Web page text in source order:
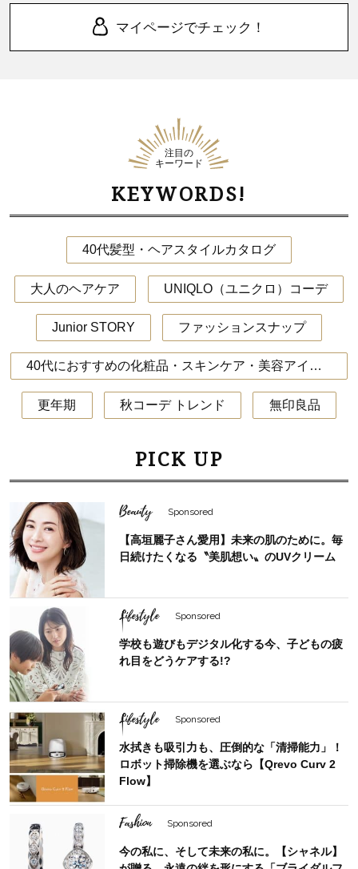
マイページでチェック！
注目の
キーワード
KEYWORDS!
40代髪型・ヘアスタイルカタログ
大人のヘアケア UNIQLO（ユニクロ）コーデ
Junior STORY ファッションスナップ
40代におすすめの化粧品・スキンケア・美容アイテム
更年期 秋コーデ トレンド 無印良品
PICK UP
Beauty Sponsored
【高垣麗子さん愛用】未来の肌のために。毎
日続けたくなる〝美肌想い〟のUVクリーム
Lifestyle Sponsored
学校も遊びもデジタル化する今、子どもの疲
れ目をどうケアする!?
Lifestyle Sponsored
水拭きも吸引力も、圧倒的な「清掃能力」！
ロボット掃除機を選ぶなら【Qrevo Curv 2
Flow】
Fashion Sponsored
今の私に、そして未来の私に。【シャネル】